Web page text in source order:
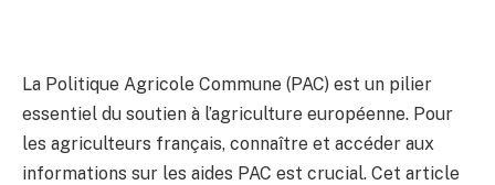
La Politique Agricole Commune (PAC) est un pilier
essentiel du soutien à l’agriculture européenne. Pour
les agriculteurs français, connaître et accéder aux
informations sur les aides PAC est crucial. Cet article